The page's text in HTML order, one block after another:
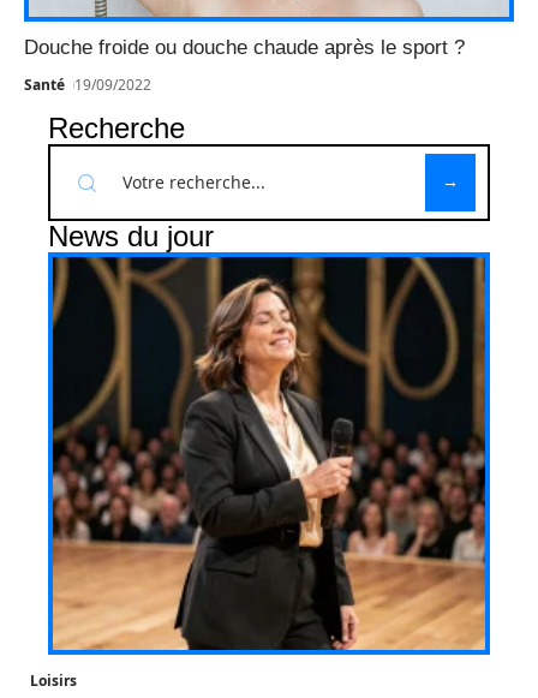
Douche froide ou douche chaude après le sport ?
Santé 19/09/2022
Recherche
News du jour
Loisirs